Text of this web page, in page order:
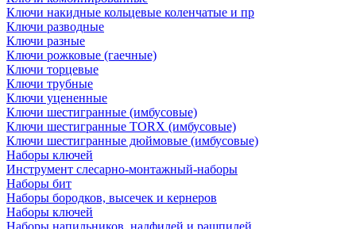
Ключи накидные кольцевые коленчатые и пр
Ключи разводные
Ключи разные
Ключи рожковые (гаечные)
Ключи торцевые
Ключи трубные
Ключи уцененные
Ключи шестигранные (имбусовые)
Ключи шестигранные TORX (имбусовые)
Ключи шестигранные дюймовые (имбусовые)
Наборы ключей
Инструмент слесарно-монтажный-наборы
Наборы бит
Наборы бородков, высечек и кернеров
Наборы ключей
Наборы напильников, надфилей и рашпилей